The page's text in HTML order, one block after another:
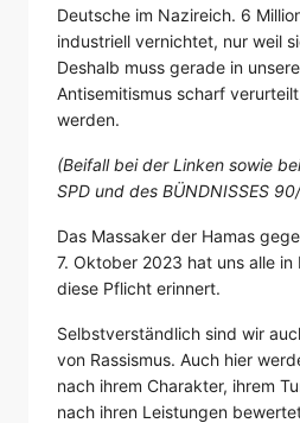
Deutsche im Nazireich. 6
industriell vernichtet, nur weil
Deshalb muss gerade in
Antisemitismus scharf
werden.
(Beifall bei der Linken sowie
SPD und des BÜNDNISSES
Das Massaker der Hamas
7. Oktober 2023 hat uns alle in
diese Pflicht erinnert.
Selbstverständlich sind wir
von Rassismus. Auch hier
nach ihrem Charakter, ihrem
nach ihren Leistungen